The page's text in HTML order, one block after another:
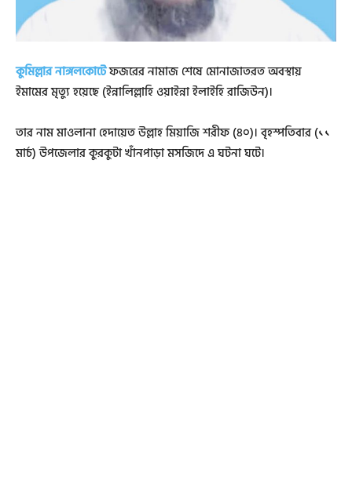
কুমিল্লার নাঙ্গলকোটেফজরের নামাজ শেষে মোনাজাতরত অবস্থায়
ইমামের মৃত্যু হয়েছে (ইন্নালিল্লাহি ওয়াইন্না ইলাইহি রাজিউন)।
তার নাম মাওলানা হেদায়েত উল্লাহ মিয়াজি শরীফ (৪০)। বৃহস্পতিবার (১১
মার্চ) উপজেলার কুরকুটা খাঁনপাড়া মসজিদে এ ঘটনা ঘটে।